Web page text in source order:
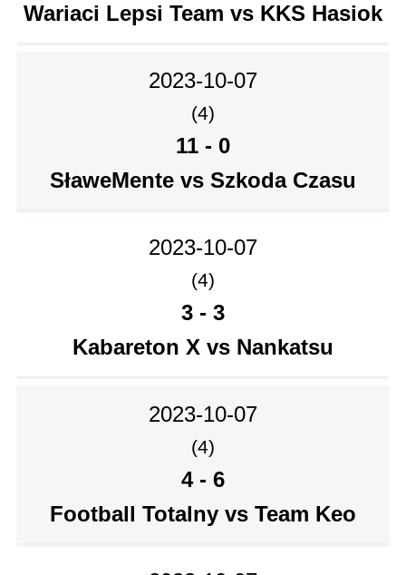
Wariaci Lepsi Team vs KKS Hasiok
2023-10-07
(4)
11 - 0
SławeMente vs Szkoda Czasu
2023-10-07
(4)
3 - 3
Kabareton X vs Nankatsu
2023-10-07
(4)
4- 6
Football Totalny vs Team Keo